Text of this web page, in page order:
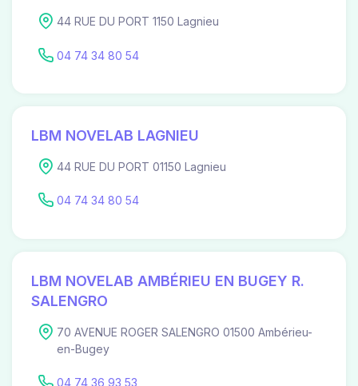
44 RUE DU PORT 1150 Lagnieu
04 74 34 80 54
LBM NOVELAB LAGNIEU
44 RUE DU PORT 01150 Lagnieu
04 74 34 80 54
LBM NOVELAB AMBÉRIEU EN BUGEY R.
SALENGRO
70 AVENUE ROGER SALENGRO 01500 Ambérieu-
en-Bugey
04 74 36 93 53